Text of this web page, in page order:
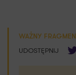
WAŻNY
UDOSTĘPNIJ